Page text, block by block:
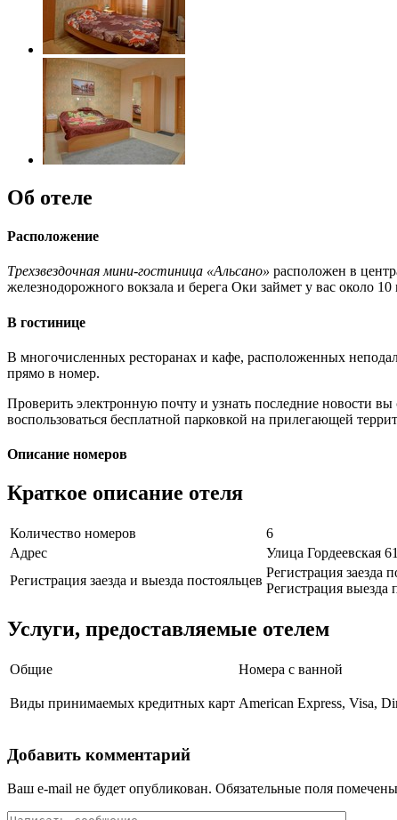
Об отеле
Расположение
Трехзвездочная мини-гостиница «Альсано» расположен в
железнодорожного вокзала и берега Оки займет у вас около
В гостинице
В многочисленных ресторанах и кафе, расположенных
прямо в номер.
Проверить электронную почту и узнать последние новости
воспользоваться бесплатной парковкой на прилегающей
Описание номеров
Краткое описание отеля
Количество номеров
6
Адрес
Улица Гордеевская 61
Регистрация заезда и выезда постояльцев
Регистрация заезда
Регистрация выезда
Услуги, предоставляемые отелем
Общие Номера с ванной
Виды принимаемых кредитных карт American Express, Visa,
Добавить комментарий
Ваш e-mail не будет опубликован. Обязательные поля помечены